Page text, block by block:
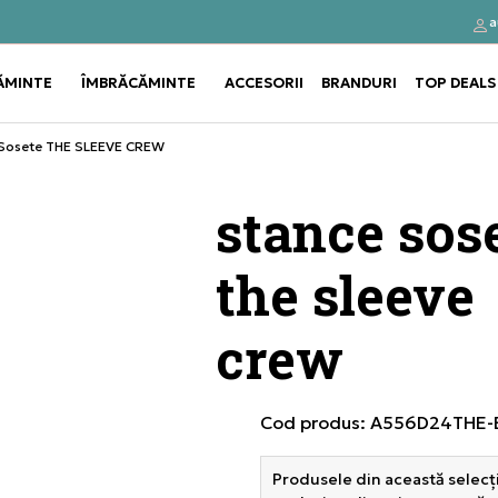
Use shift+Enter to open or close
ÎMBRĂCĂMINTE Use shift+Enter to open or close
ACCESORII BRANDURI TOP DEALS
THE SLEEVE CREW
stance
the sleeve
crew
Cod produs: A556D24THE-
Produsele din această